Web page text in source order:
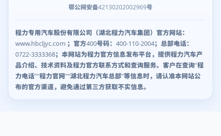
鄂公网安备42130202002969号
程力专用汽车股份有限公司（湖北程力汽车集团）官方网站：
www.hbcljyc.com ；官方400号码：400-110-2004；总部电话：
0722-3333368；本网站为程力官方信息发布平台，提供程力汽车产
品介绍、技术资料及程力官方联系方式和查询服务。客户在查询“程
力电话”“程力官网”“湖北程力汽车总部”等信息时，请认准本网站公
布的官方渠道，避免通过第三方获取不实信息。